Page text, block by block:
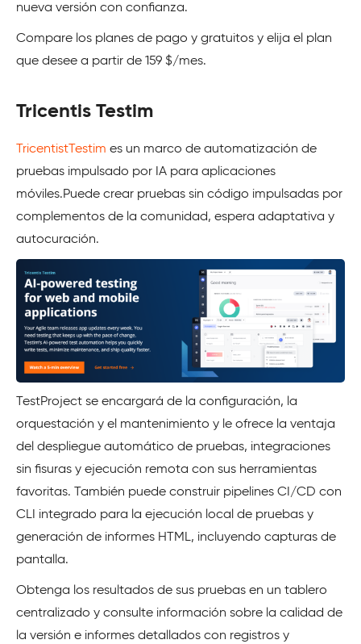
nueva versión con confianza.
Compare los planes de pago y gratuitos y elija el plan
que desee a partir de 159 $/mes.
Tricentis Testim
TricentistTestim es un marco de automatización de
pruebas impulsado por IA para aplicaciones
móviles.Puede crear pruebas sin código impulsadas por
complementos de la comunidad, espera adaptativa y
autocuración.
TestProject se encargará de la configuración, la
orquestación y el mantenimiento y le ofrece la ventaja
del despliegue automático de pruebas, integraciones
sin fisuras y ejecución remota con sus herramientas
favoritas. También puede construir pipelines CI/CD con
CLI integrado para la ejecución local de pruebas y
generación de informes HTML, incluyendo capturas de
pantalla.
Obtenga los resultados de sus pruebas en un tablero
centralizado y consulte información sobre la calidad de
la versión e informes detallados con registros y